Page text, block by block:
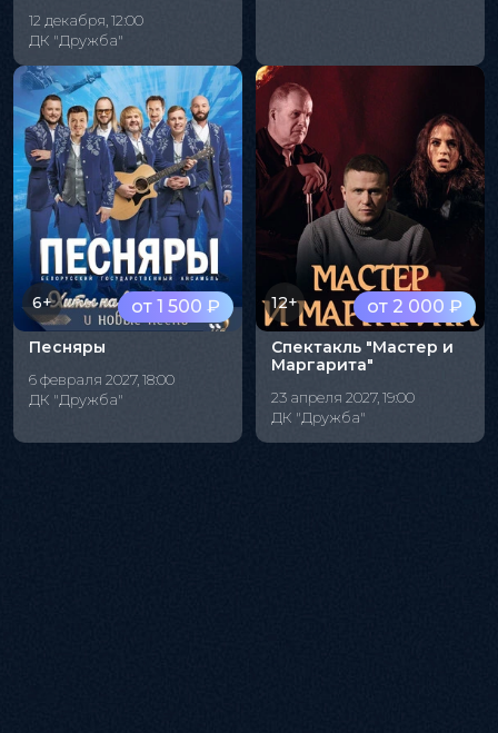
12 декабря, 12:00
ДК "Дружба"
от 1 500 ₽
6+
Песняры
6 февраля 2027, 18:00
ДК "Дружба"
от 2 000 ₽
12+
Спектакль "Мастер и
Маргарита"
23 апреля 2027, 19:00
ДК "Дружба"